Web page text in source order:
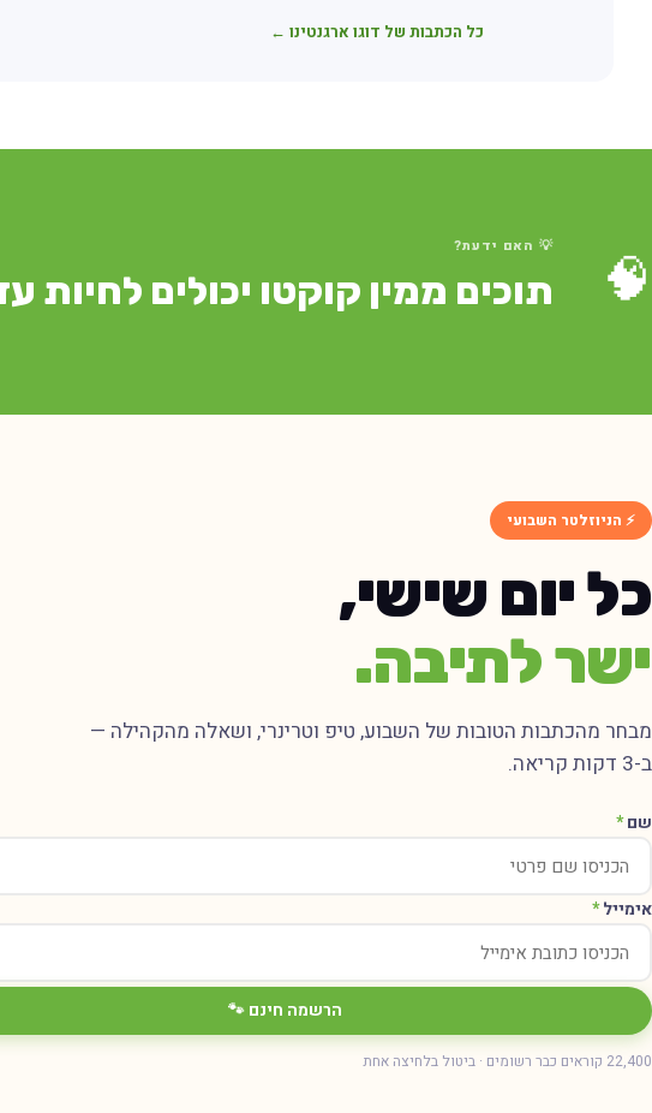
כל הכתבות של דוגו ארגנטינו ←
🧠 💡 האם ידעת?
תוכים ממין קוקטו יכולים לחיות עד 70
⚡ הניוזלטר השבועי
כל יום שישי,
ישר לתיבה.
מבחר מהכתבות הטובות של השבוע, טיפ וטרינרי, ושאלה מהקהילה —
ב-3 דקות קריאה.
שם*
אימייל*
הרשמה חינם 🐾
22,400 קוראים כבר רשומים · ביטול בלחיצה אחת